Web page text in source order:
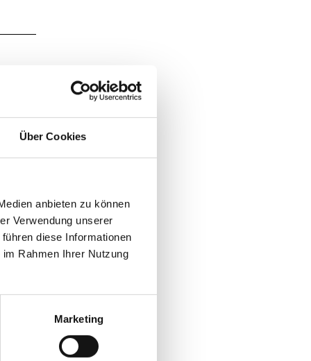
Über Cookies
anbieten zu können
Verwendung unserer
diese Informationen
Rahmen Ihrer Nutzung
Marketing